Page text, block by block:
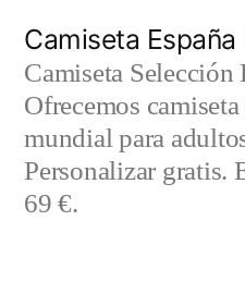
contenido
Camiseta
Camiseta
Ofrecemos
mundial para
Personalizar gratis.
69 €.